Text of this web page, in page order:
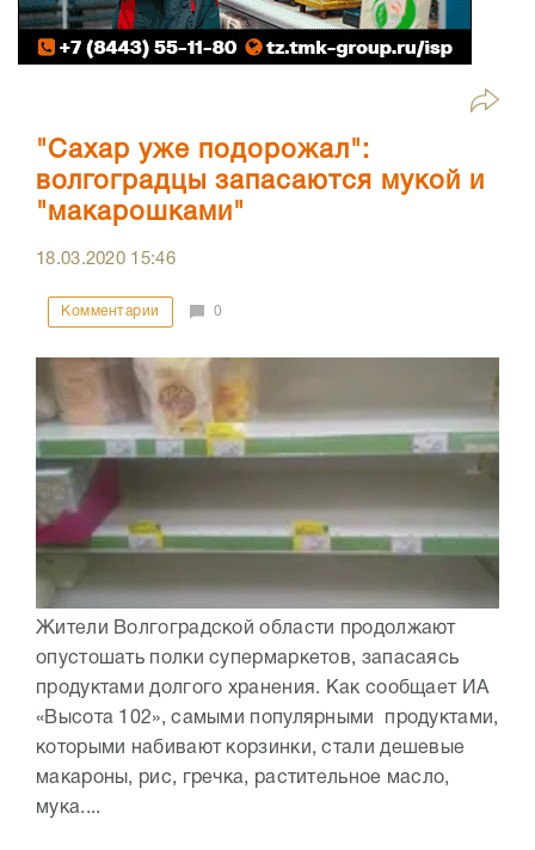
"Сахар уже подорожал":
волгоградцы запасаются мукой и
"макарошками"
18.03.2020 15:46
Комментарии 0
Жители Волгоградской области продолжают
опустошать полки супермаркетов, запасаясь
продуктами долгого хранения. Как сообщает ИА
«Высота 102», самыми популярными продуктами,
которыми набивают корзинки, стали дешевые
макароны, рис, гречка, растительное масло,
мука....